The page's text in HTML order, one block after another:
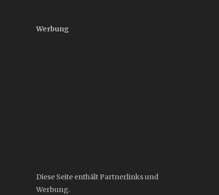
Werbung
Diese Seite enthält Partnerlinks und
Werbung.